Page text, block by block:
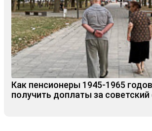
Как пенсионеры 1945-1965
получить доплаты за